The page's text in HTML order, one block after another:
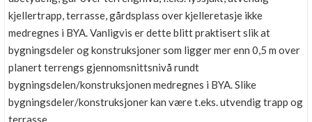
kjellertrapp, terrasse, gårdsplass over kjelleretasje ikke
medregnes i BYA. Vanligvis er dette blitt praktisert slik at
bygningsdeler og konstruksjoner som ligger mer enn 0,5 m over
planert terrengs gjennomsnittsnivå rundt
bygningsdelen/konstruksjonen medregnes i BYA. Slike
bygningsdeler/konstruksjoner kan være t.eks. utvendig trapp og
terrasse.